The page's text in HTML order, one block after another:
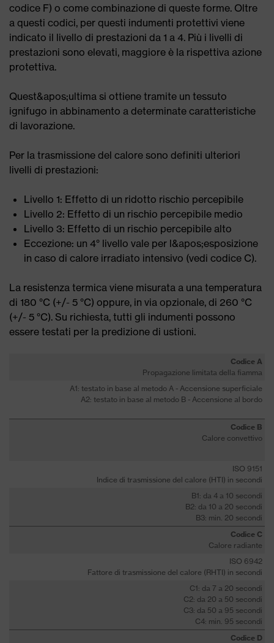
codice F) o come combinazione di queste forme. Oltre
a questi codici, per questi indumenti protettivi viene
indicato il livello di prestazioni da 1 a 4. Più i livelli di
prestazioni sono elevati, maggiore è la rispettiva azione
protettiva.
Quest&apos;ultima si ottiene tramite un tessuto
ignifugo in abbinamento a determinate caratteristiche
di lavorazione.
Per la trasmissione del calore sono definiti ulteriori
livelli di prestazioni:
Livello 1: Effetto di un ridotto rischio percepibile
Livello 2: Effetto di un rischio percepibile medio
Livello 3: Effetto di un rischio percepibile alto
Eccezione: un 4° livello vale per l&apos;esposizione
in caso di calore irradiato intensivo (vedi codice C).
La resistenza termica viene misurata a una temperatura
di 180 °C (+/- 5 °C) oppure, in via opzionale, di 260 °C
(+/- 5 °C). Su richiesta, tutti gli indumenti possono
essere testati per la predizione di ustioni.
Codice A
Propagazione limitata della fiamma
A1: testato in base al metodo A - Accensione superficiale
A2: testato in base al metodo B - Accensione al bordo
Codice B
Calore convettivo
ISO 9151
Indice di trasmissione del calore (HTI) in secondi
B1: da 4 a 10 secondi
B2: da 10 a 20 secondi
B3: min. 20 secondi
Codice C
Calore radiante
ISO 6942
Fattore di trasmissione del calore (RHTI) in secondi
C1: da 7 a 20 secondi
C2: da 20 a 50 secondi
C3: da 50 a 95 secondi
C4: min. 95 secondi
Codice D